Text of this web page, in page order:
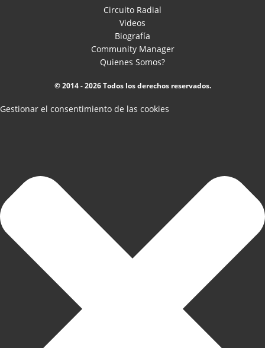
Circuito Radial
Videos
Biografía
Community Manager
Quienes Somos?
© 2014 - 2026 Todos los derechos reservados.
Gestionar el consentimiento de las cookies